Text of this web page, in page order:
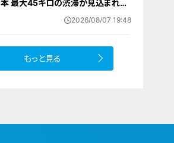
本 最大45キロの渋滞が見込まれる
区間も… 中央道・東名・新東名・東名
2026/08/07 19:48
もっと見る